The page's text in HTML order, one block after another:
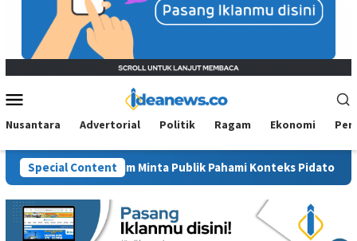
Menu
Nusantara Advertorial Politik Ragam Ekonomi
Special Content
Kaltim Minta Publik Pahami Konteks Pidato Secara Utuh